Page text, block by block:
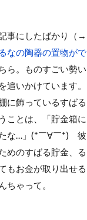
事にしたばかり（
なの陶器の置物が
ら。ものすごい勢
追いかけています。
に飾っているすば
ことは、「貯金箱
な…」(*￣∀￣*) 彼
めのすばる貯金、
もお金が取り出せ
ちゃって。
リクくん
マロ
モコちゃｎ
モ
モカくん
メン
ち
メルちゃん
ンド
メイフェ
モナちゃん